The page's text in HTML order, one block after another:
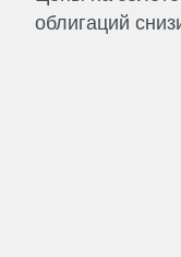
облигаций